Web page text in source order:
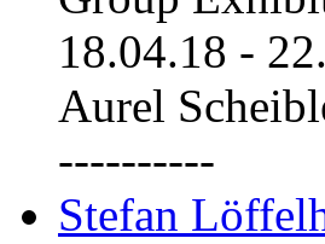
18.04.18 -
Aurel
----------
Stefan